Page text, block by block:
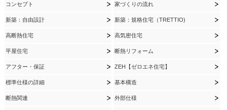
コンセプト 家づくりの流れ
新築：自由設計 新築：規格住宅（TRETTIO)
高断熱住宅 高気密住宅
平屋住宅 断熱リフォーム
アフター・保証 ZEH【ゼロエネ住宅】
標準仕様の詳細 基本構造
断熱関連 外部仕様